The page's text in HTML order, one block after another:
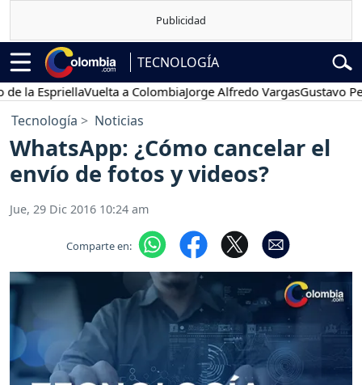
TECNOLOGÍA
EspriellaVuelta a ColombiaJorge Alfredo VargasGustavo Petro
Tecnología Noticias
WhatsApp: ¿Cómo cancelar el
envío de fotos y videos?
Jue, 29 Dic 2016 10:24 am
Comparte en: